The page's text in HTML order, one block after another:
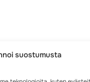
suostumusta